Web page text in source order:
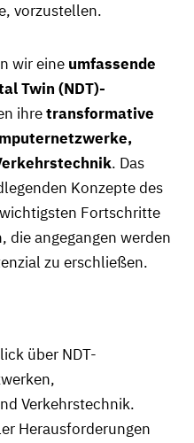
vorzustellen.
wir eine umfassende
Twin (NDT)-
ihretransformative
. Das
Konzepte des
Fortschritte
die angegangen werden
zu erschließen.
über NDT-
Verkehrstechnik.
Herausforderungen